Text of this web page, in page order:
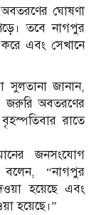
ঘোষণা
তবে নাগপুর
করে এবং সেখানে
সুলতানা জানান,
জরুরি অবতরণের
রাতে
জনসংযোগ
বলেন, “নাগপুর
হয়েছে এবং
হয়েছে।”